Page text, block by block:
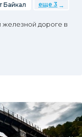
Байкал еще 3
дороге в